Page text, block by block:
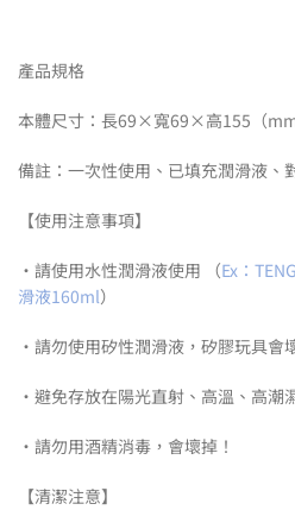
產品規格
本體尺寸：長69×寬69×高155（
備註：一次性使用、已填充潤滑液
【使用注意事項】
・請使用水性潤滑液使用 （Ex：
滑液160ml）
・請勿使用矽性潤滑液，矽膠玩具會
・避免存放在陽光直射、高溫、高潮
・請勿用酒精消毒，會壞掉！
【清潔注意】